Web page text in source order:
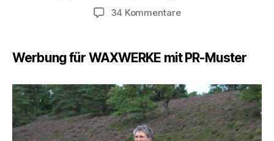
34 Kommentarezu
für
diese
Werbung für WAXWERKE mit PR-Muster